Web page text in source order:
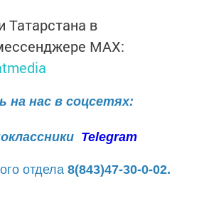
Татарстана в
MАХ:
на нас в соцсетях:
Telegram
отдела 8(843)47-30-0-02.